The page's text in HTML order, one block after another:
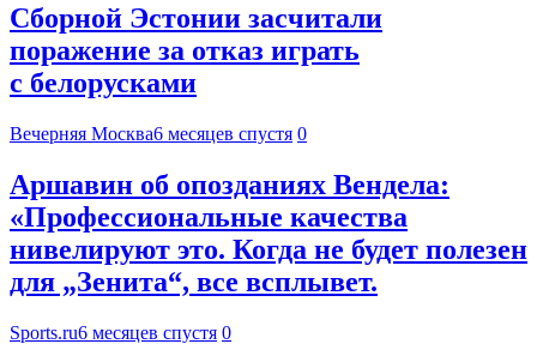
Сборной Эстонии засчитали
поражение за отказ играть
с белорусками
Вечерняя Москва6 месяцев спустя 0
Аршавин об опозданиях Вендела:
«Профессиональные качества
нивелируют это. Когда не будет полезен
для „Зенита“, все всплывет.
Sports.ru6 месяцев спустя 0